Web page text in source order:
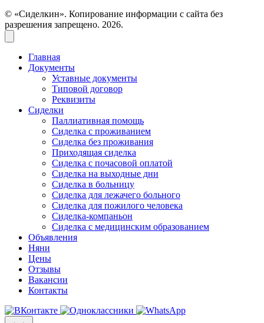
© «Сиделкин». Копирование информации с сайта без
разрешения запрещено. 2026.
Главная
Документы
Уставные документы
Типовой договор
Реквизиты
Сиделки
Паллиативная помощь
Сиделка с проживанием
Сиделка без проживания
Приходящая сиделка
Сиделка с почасовой оплатой
Сиделка на выходные дни
Сиделка в больницу
Сиделка для лежачего больного
Сиделка для пожилого человека
Сиделка-компаньон
Сиделка с медицинским образованием
Объявления
Няни
Цены
Отзывы
Вакансии
Контакты